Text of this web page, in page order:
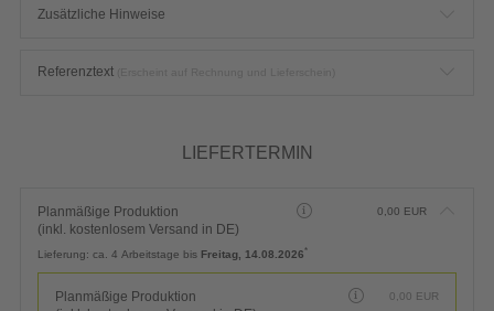
Zusätzliche Hinweise
Referenztext
LIEFERTERMIN
Planmäßige Produktion
(inkl. kostenlosem Versand in DE)
0,00 EUR
Lieferung: ca. 4 Arbeitstage bis Freitag, 14.08.2026*
Planmäßige Produktion
0,00 EUR